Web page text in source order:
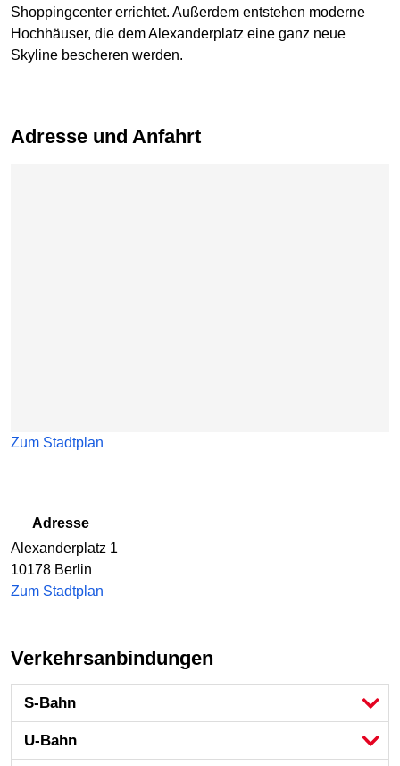
Shoppingcenter errichtet. Außerdem entstehen moderne
Hochhäuser, die dem Alexanderplatz eine ganz neue
Skyline bescheren werden.
Adresse und Anfahrt
Zum Stadtplan
Adresse
Alexanderplatz 1
10178 Berlin
Zum Stadtplan
Verkehrsanbindungen
S-Bahn
U-Bahn